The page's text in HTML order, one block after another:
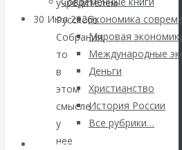
Экономика
Мировая
Международные
Деньги
Христианство
История России
Все рубрики…
Авторы РЭОШ
30 Июл 2026Банки
Валентин
Катасонов. Кто
определяет
Русского
Собрания,
то
в
этом
смысле
у
нее